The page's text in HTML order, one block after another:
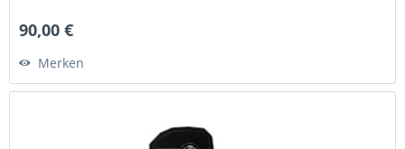
90,00 €
Merken